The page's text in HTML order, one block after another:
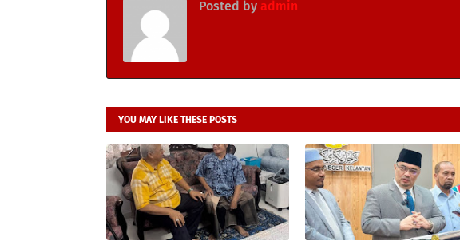
Posted by admin
YOU MAY LIKE THESE POSTS